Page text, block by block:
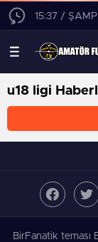
u18 ligi
BirFanatik teması